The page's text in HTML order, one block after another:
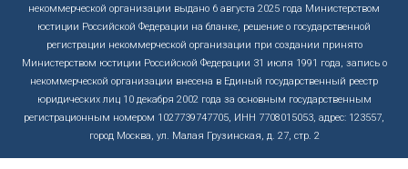
некоммерческой организации выдано 6 августа 2025 года Министерством
юстиции Российской Федерации на бланке, решение о государственной
регистрации некоммерческой организации при создании принято
Министерством юстиции Российской Федерации 31 июля 1991 года, запись о
некоммерческой организации внесена в Единый государственный реестр
юридических лиц 10 декабря 2002 года за основным государственным
регистрационным номером 1027739747705, ИНН 7708015053, адрес: 123557,
город Москва, ул. Малая Грузинская, д. 27, стр. 2